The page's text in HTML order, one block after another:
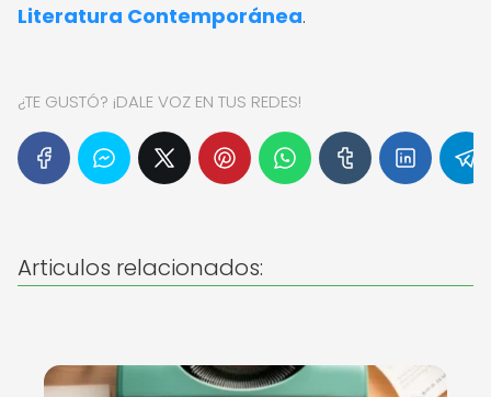
Literatura Contemporánea.
¿TE GUSTÓ? ¡DALE VOZ EN TUS REDES!
Articulos relacionados: